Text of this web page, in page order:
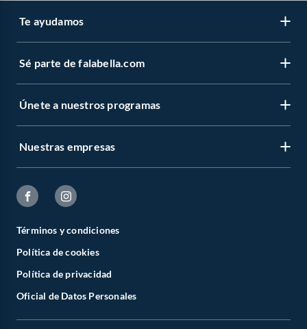
Te ayudamos
Sé parte de falabella.com
Únete a nuestros programas
Nuestras empresas
Términos y condiciones
Política de cookies
Política de privacidad
Oficial de Datos Personales